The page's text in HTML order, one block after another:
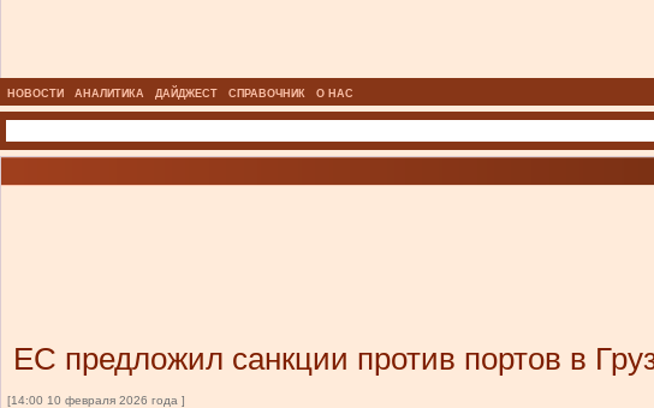
НОВОСТИ АНАЛИТИКА ДАЙДЖЕСТ СПРАВОЧНИК О НАС
ЕС предложил санкции против портов в
[14:00 10 февраля 2026 года ]